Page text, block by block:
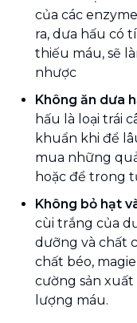
của các
ra, dưa hấu có
thiếu máu, sẽ
nhược
Không ăn dưa
hấu là loại trái
khuẩn khi để
mua những
hoặc để trong
Không bỏ hạt
cùi trắng của
dưỡng và chất
chất béo,
cường sản xuất
lượng máu.